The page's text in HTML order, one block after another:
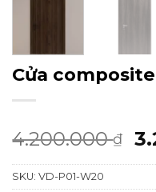
Cửa
4.200.000₫
SKU: VD-P01-W20